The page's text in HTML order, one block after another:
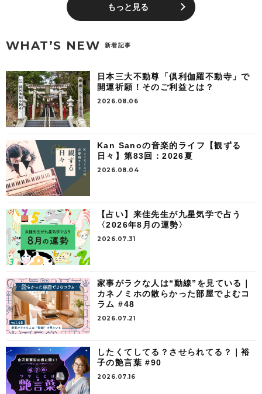
もっと見る
WHAT’S NEW 新着記事
日本三大不動尊「倶利伽羅不動寺」で
開運祈願！そのご利益とは？
2026.08.06
Kan Sanoの音楽的ライフ【観ずる
日々】第83回：2026夏
2026.08.04
【占い】来佳先生が九星気学で占う
〈2026年8月の運勢〉
2026.07.31
家事がラクな人は“動線”を見ている｜
カネノミホの散らかった部屋でよむコ
ラム #48
2026.07.21
したくてしてる？させられてる？｜裕
子の艶言葉 #90
2026.07.16